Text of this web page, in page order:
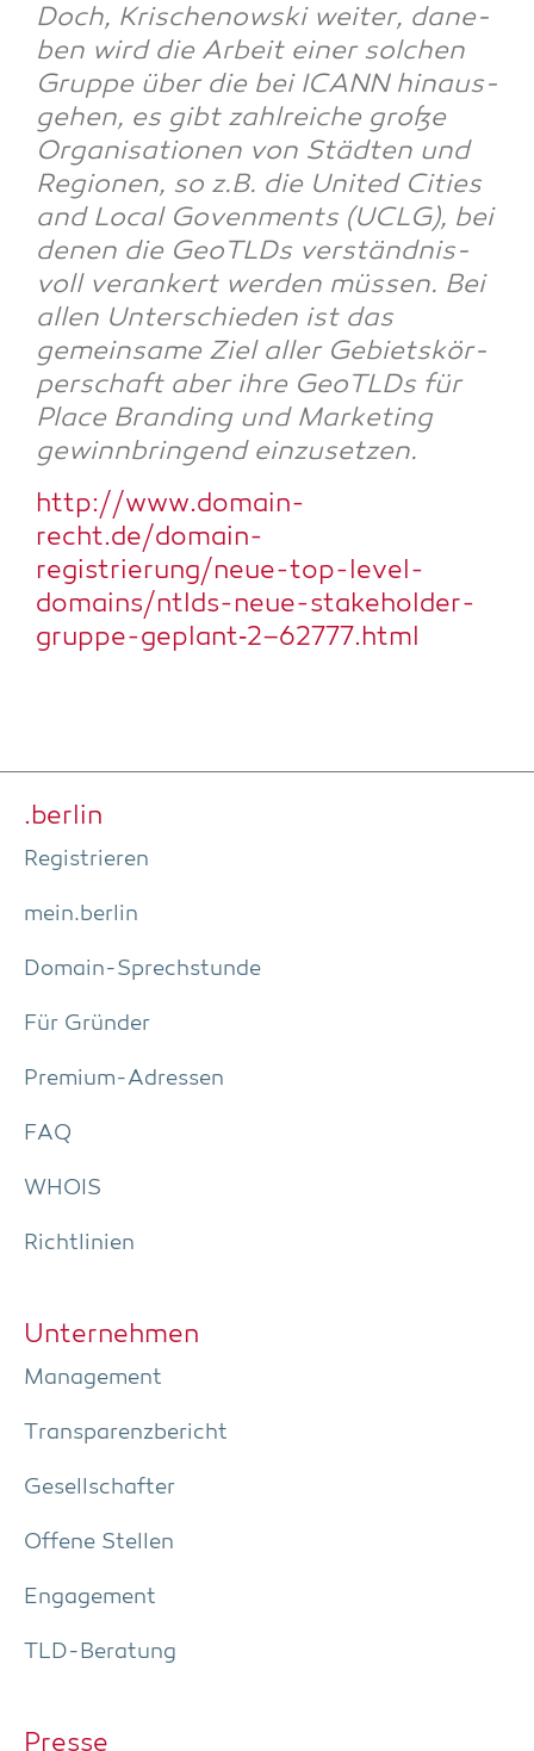
Doch, Kri­schenow­ski wei­ter, dane­
ben wird die Arbeit einer sol­chen
Grup­pe über die bei ICANN hin­aus­
ge­hen, es gibt zahl­rei­che gro­ße
Orga­ni­sa­tio­nen von Städ­ten und
Regio­nen, so z.B. die United Cities
and Local Goven­ments (UCLG), bei
denen die GeoTLDs ver­ständ­nis­
voll ver­an­kert wer­den müs­sen. Bei
allen Unter­schie­den ist das
gemein­sa­me Ziel aller Gebiets­kör­
per­schaft aber ihre GeoTLDs für
Place Bran­ding und Mar­ke­ting
gewinn­brin­gend einzusetzen.
http://www.domain-
recht.de/domain-
registrierung/neue-top-level-
domains/ntlds-neue-stakeholder-
gruppe-geplant‑2–62777.html
.ber­lin
Regis­trie­ren
mein.berlin
Domain-Sprech­stun­de
Für Grün­der
Pre­­mi­um-Adres­­sen
FAQ
WHOIS
Richt­li­ni­en
Unter­neh­men
Manage­ment
Trans­pa­renz­be­richt
Gesell­schaf­ter
Offe­ne Stellen
Enga­ge­ment
TLD-Bera­tung
Pres­se